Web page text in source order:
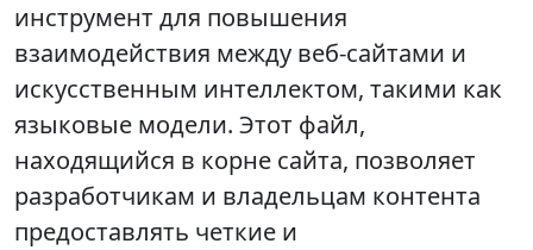
инструмент для повышения
взаимодействия между веб-сайтами и
искусственным интеллектом, такими как
языковые модели. Этот файл,
находящийся в корне сайта, позволяет
разработчикам и владельцам контента
предоставлять четкие и